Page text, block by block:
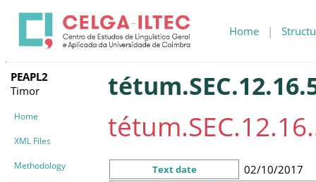
Home |
PEAPL2
Timor
Home
XML Files
Methodology Text date 02/10/2017